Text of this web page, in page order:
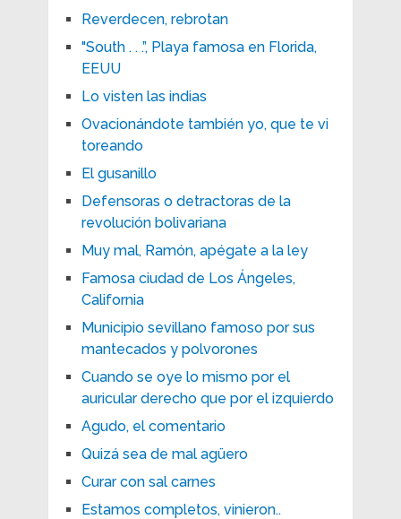
Reverdecen, rebrotan
"South . . .”, Playa famosa en Florida,
EEUU
Lo visten las indias
Ovacionándote también yo, que te vi
toreando
El gusanillo
Defensoras o detractoras de la
revolución bolivariana
Muy mal, Ramón, apégate a la ley
Famosa ciudad de Los Ángeles,
California
Municipio sevillano famoso por sus
mantecados y polvorones
Cuando se oye lo mismo por el
auricular derecho que por el izquierdo
Agudo, el comentario
Quizá sea de mal agüero
Curar con sal carnes
Estamos completos, vinieron..